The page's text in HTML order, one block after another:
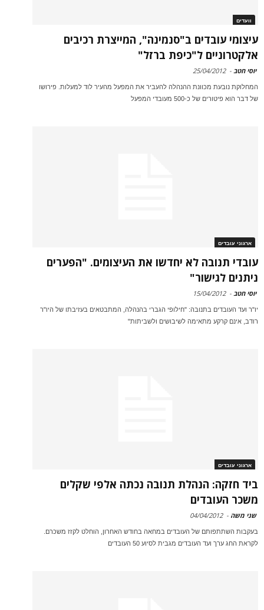
וועדים
עיצומי עובדים ב"סנמינה", המייצרת רכיבים
אלקטרוניים ל"כיפת ברזל"
יוסי חטב -
25/04/2012
המחלוקת נובעת מכוונת ההנהלה להעביר את המפעל מהעיר לוד למעלות. פירושו
של דבר הוא פיטורים של כ-500 מעובדי המפעל
ארגוני עובדים
עובדי תנובה לא יחדשו את העיצומים. "הפערים
ניתנים לגישור"
יוסי חטב -
15/04/2012
יו"ר ועד העובדים בתנובה: "חילופי הגברי בהנהלה, המתבטאים בעזיבתו של היו"ר
רודב, אינם קרקע מתאימה לשיבושים ולשביתות"
ארגוני עובדים
ביד חזקה: הנהלת תנובה נכתה אלפי שקלים
משכר העובדים
שני משה -
04/04/2012
בעקבות השתתפותם של העובדים במחאה בחודש האחרון, הוחלט לקזז משכרם.
לקראת החג ערך ועד העובדים מגבית לסיוע 50 העובדים